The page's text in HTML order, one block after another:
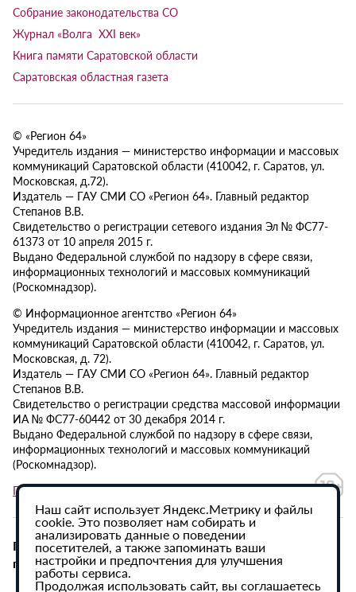
Собрание законодательства СО
Журнал «Волга XXI век»
Книга памяти Саратовской области
Саратовская областная газета
© «Регион 64»
Учредитель издания — министерство информации и массовых
коммуникаций Саратовской области (410042, г. Саратов, ул.
Московская, д.72).
Издатель — ГАУ СМИ СО «Регион 64». Главный редактор
Степанов В.В.
Свидетельство о регистрации сетевого издания Эл № ФС77-
61373 от 10 апреля 2015 г.
Выдано Федеральной службой по надзору в сфере связи,
информационных технологий и массовых коммуникаций
(Роскомнадзор).
© Информационное агентство «Регион 64»
Учредитель издания — министерство информации и массовых
коммуникаций Саратовской области (410042, г. Саратов, ул.
Московская, д. 72).
Издатель — ГАУ СМИ СО «Регион 64». Главный редактор
Степанов В.В.
Свидетельство о регистрации средства массовой информации
ИА № ФС77-60442 от 30 декабря 2014 г.
Выдано Федеральной службой по надзору в сфере связи,
информационных технологий и массовых коммуникаций
(Роскомнадзор).
Политика в отношении обработки персональных данных
При использовании материалов сайта активная
гиперссылка на ИА «Регион 64» обязательна.
Наш сайт использует Яндекс.Метрику и файлы
cookie. Это позволяет нам собирать и
анализировать данные о поведении
посетителей, а также запоминать ваши
настройки и предпочтения для улучшения
работы сервиса.
Продолжая использовать сайт, вы соглашаетесь